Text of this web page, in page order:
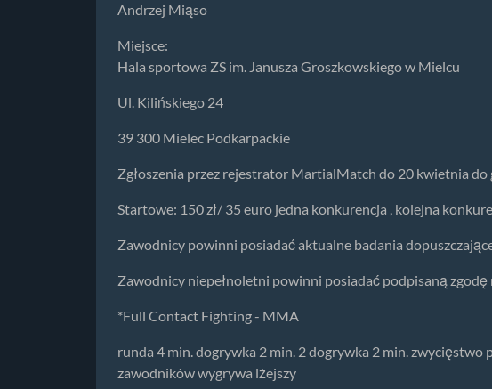
Andrzej Miąso
Miejsce:
Hala sportowa ZS im. Janusza Groszkowskiego w Mielcu
Ul. Kilińskiego 24
39 300 Mielec Podkarpackie
Zgłoszenia przez rejestrator MartialMatch do 20 kwietnia do
Startowe: 150 zł/ 35 euro jedna konkurencja , kolejna
Zawodnicy powinni posiadać aktualne badania
Zawodnicy niepełnoletni powinni posiadać podpisaną
*Full Contact Fighting - MMA
runda 4 min. dogrywka 2 min. 2 dogrywka 2 min.
zawodników wygrywa lżejszy